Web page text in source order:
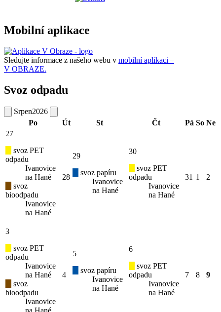
Mobilní aplikace
Sledujte informace z našeho webu v mobilní aplikaci –
V OBRAZE.
Svoz odpadu
Srpen2026
Po
Út St Čt Pá So Ne
27
svoz PET
odpadu
Ivanovice
na Hané
svoz
bioodpadu
Ivanovice
na Hané
28
29
svoz papíru
Ivanovice
na Hané
30
svoz PET
odpadu
Ivanovice
na Hané
31 1 2
3
svoz PET
odpadu
Ivanovice
na Hané
svoz
bioodpadu
Ivanovice
na Hané
4
5
svoz papíru
Ivanovice
na Hané
6
svoz PET
odpadu
Ivanovice
na Hané
7 8 9